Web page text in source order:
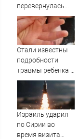
перевернулась
фура - Столица58
Стали известны
подробности
травмы ребенка в
детсаду
Израиль ударил
по Сирии во
время визита